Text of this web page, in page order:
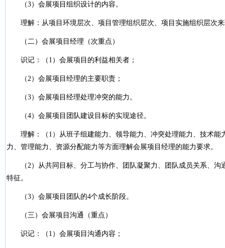
（3）会展项目组织设计的内容。
理解：从项目环境层次、项目管理组织层次、项目实施组织层次来
（二）会展项目经理（次重点）
识记：（1）会展项目的利益相关者；
（2）会展项目经理的主要职责；
（3）会展项目经理处理冲突的能力。
（4）会展项目团队建设目标的实现途径。
理解：（1）从班子组建能力、领导能力、冲突处理能力、技术能
力、管理能力、资源分配能力等方面理解会展项目经理的能力要求。
（2）从共同目标、分工与协作、团队凝聚力、团队成员关系、沟
特征。
（3）会展项目团队的4个成长阶段。
（三）会展项目沟通（重点）
识记：（1）会展项目沟通内容；